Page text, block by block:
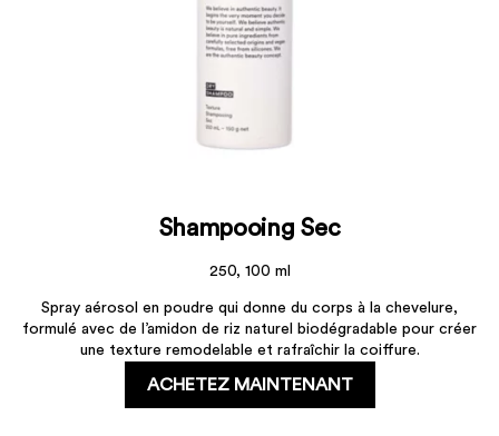
Shampooing Sec
250, 100 ml
Spray aérosol en poudre qui donne du corps à la chevelure,
formulé avec de l’amidon de riz naturel biodégradable pour créer
une texture remodelable et rafraîchir la coiffure.
ACHETEZ MAINTENANT